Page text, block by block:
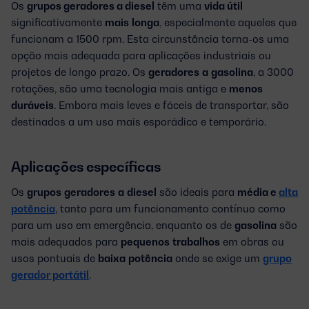
Os grupos geradores a diesel têm uma vida útil
significativamente mais longa , especialmente aqueles que
funcionam a 1500 rpm. Esta circunstância torna-os uma
opção mais adequada para aplicações industriais ou
projetos de longo prazo. Os geradores a gasolina , a 3000
rotações, são uma tecnologia mais antiga e menos
duráveis . Embora mais leves e fáceis de transportar, são
destinados a um uso mais esporádico e temporário.
Aplicações específicas
Os grupos geradores a diesel são ideais para média e alta
potência , tanto para um funcionamento contínuo como
para um uso em emergência, enquanto os de gasolina são
mais adequados para pequenos trabalhos em obras ou
usos pontuais de baixa potência onde se exige um grupo
gerador portátil